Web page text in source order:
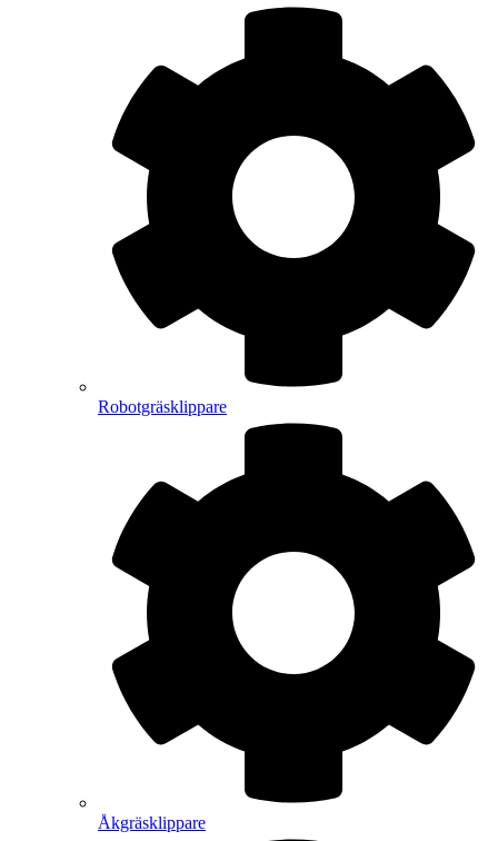
Robotgräsklippare
Åkgräsklippare